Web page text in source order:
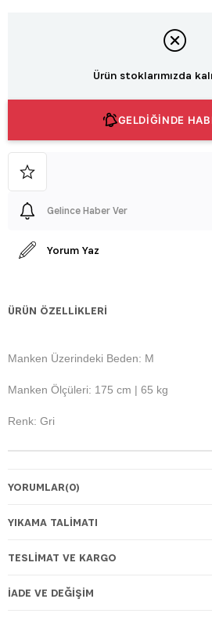
Ürün stoklarımızda
GELDİĞİNDE
Gelince Haber Ver
Yorum Yaz
ÜRÜN ÖZELLIKLERI
Manken Üzerindeki Beden: M
Manken Ölçüleri: 175 cm | 65 kg
Renk: Gri
YORUMLAR(0)
YIKAMA TALİMATI
TESLIMAT VE KARGO
İADE VE DEĞIŞIM